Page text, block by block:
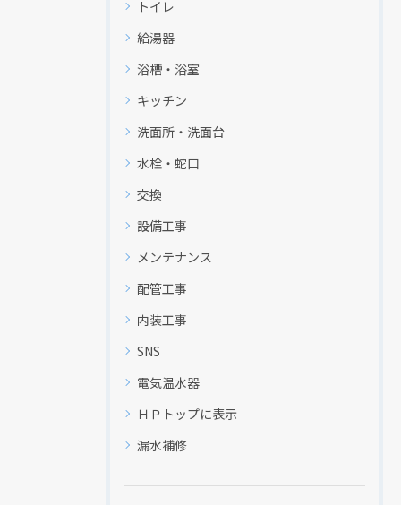
トイレ
給湯器
浴槽・浴室
キッチン
洗面所・洗面台
水栓・蛇口
交換
設備工事
メンテナンス
配管工事
内装工事
SNS
電気温水器
ＨＰトップに表示
漏水補修